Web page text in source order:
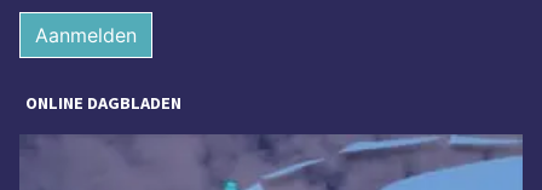
Aanmelden
ONLINE DAGBLADEN